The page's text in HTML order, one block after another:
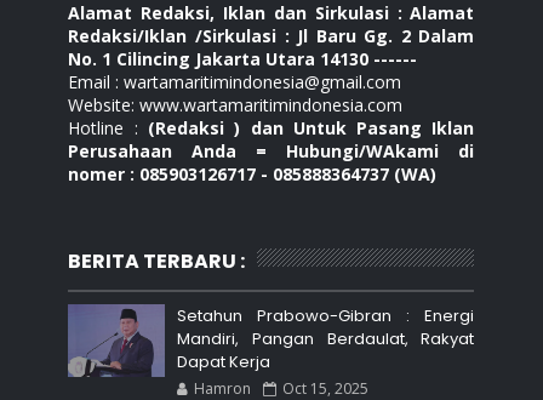
Alamat Redaksi, Iklan dan Sirkulasi : Alamat
Redaksi/Iklan /Sirkulasi : Jl Baru Gg. 2 Dalam
No. 1 Cilincing Jakarta Utara 14130 ------
Email : wartamaritimindonesia@gmail.com
Website: www.wartamaritimindonesia.com
Hotline : (Redaksi ) dan Untuk Pasang Iklan
Perusahaan Anda = Hubungi/WAkami di
nomer : 085903126717 - 085888364737 (WA)
BERITA TERBARU :
Setahun Prabowo-Gibran : Energi
Mandiri, Pangan Berdaulat, Rakyat
Dapat Kerja
Hamron Oct 15, 2025